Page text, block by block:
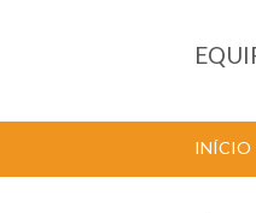
INÍCIO